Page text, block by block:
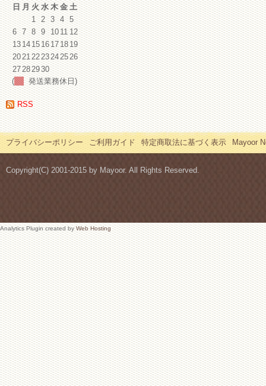
日 月 火 水 木 金 土
1 2 3 4 5
6 7 8 9 1011 12
13141516171819
20212223242526
27282930
(
発送業務休日)
RSS
プライバシーポリシー ご利用ガイド 特定商取法に基づく表示 Mayoor
Copyright(C) 2001-2015 by Mayoor. All Rights Reserved.
Analytics Plugin created byWeb Hosting